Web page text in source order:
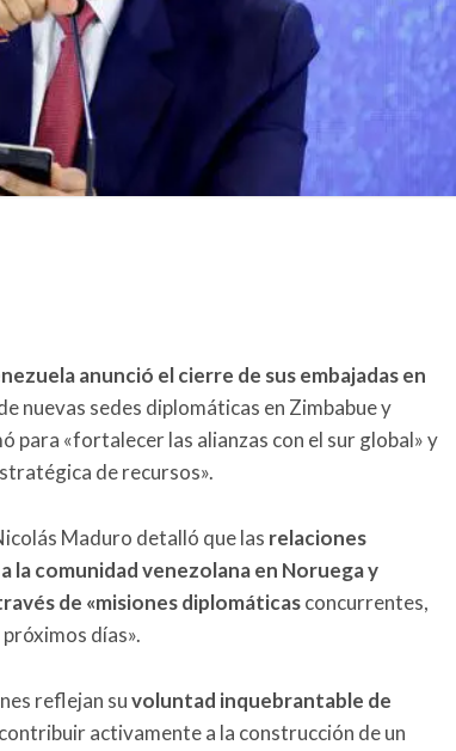
anunció el cierre de sus embajadas en
nuevas sedes diplomáticas en Zimbabue y
para «fortalecer las alianzas con el sur global» y
de recursos».
Maduro detalló que las relaciones
la comunidad venezolana en Noruega y
de «misiones diplomáticasconcurrentes,
días».
reflejan suvoluntad inquebrantable de
activamente a la construcción de un